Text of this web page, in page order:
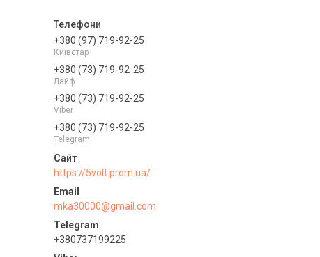
+380 (97) 719-92-25
Київстар
+380 (73) 719-92-25
Лайф
+380 (73) 719-92-25
Viber
+380 (73) 719-92-25
Telegram
https://5volt.prom.ua/
mka30000@gmail.com
+380737199225